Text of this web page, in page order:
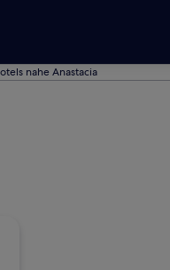
nahe Anastacia